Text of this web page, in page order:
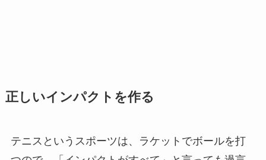
正しいインパクトを作る
テニスというスポーツは、ラケットでボールを打